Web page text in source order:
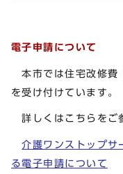
電子申請について
本市では住宅改修費
を受け付けています。
詳しくはこちらをご
介護ワンストップサ
る電子申請について